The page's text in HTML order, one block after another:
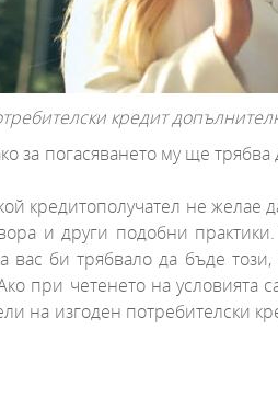
кредит
за погасяването му ще
кредитополучател не
и други подобни
вас би трябвало да бъде
при четенето на условията
на изгоден потребителски